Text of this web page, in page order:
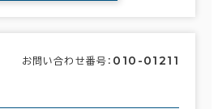
お問い合わせ番号： 010-01211